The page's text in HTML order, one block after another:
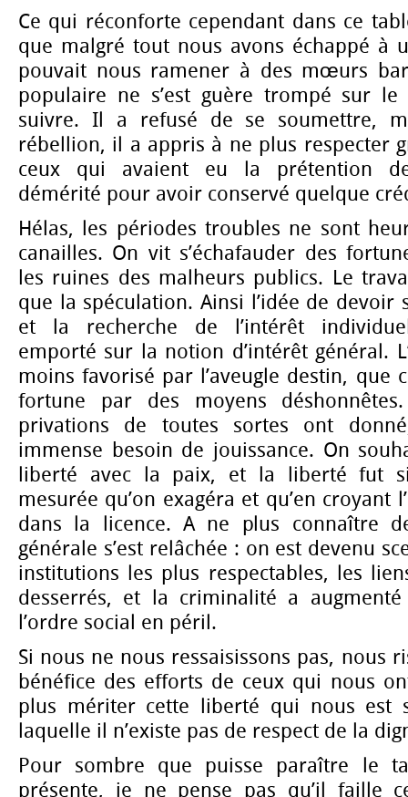
Ce qui réconforte cependant dans ce
que malgré tout nous avons échappé à
pouvait nous ramener à des mœurs
populaire ne s’est guère trompé sur le
suivre. Il a refusé de se soumettre,
rébellion, il a appris à ne plus respecter
ceux qui avaient eu la prétention
démérité pour avoir conservé quelque
Hélas, les périodes troubles ne sont
canailles. On vit s’échafauder des
les ruines des malheurs publics. Le
que la spéculation. Ainsi l’idée de devoir
et la recherche de l’intérêt
emporté sur la notion d’intérêt général.
moins favorisé par l’aveugle destin, que
fortune par des moyens
privations de toutes sortes ont
immense besoin de jouissance. On
liberté avec la paix, et la liberté fut si
mesurée qu’on exagéra et qu’en croyant
dans la licence. A ne plus connaître
générale s’est relâchée : on est devenu
institutions les plus respectables, les
desserrés, et la criminalité a
l’ordre social en péril.
Si nous ne nous ressaisissons pas, nous
bénéfice des efforts de ceux qui nous
plus mériter cette liberté qui nous est
laquelle il n’existe pas de respect de la
Pour sombre que puisse paraître le
présente, je ne pense pas qu’il faille